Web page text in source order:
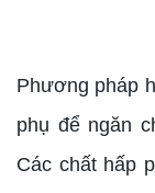
Phương pháp
phụ để ngăn
Các chất hấp